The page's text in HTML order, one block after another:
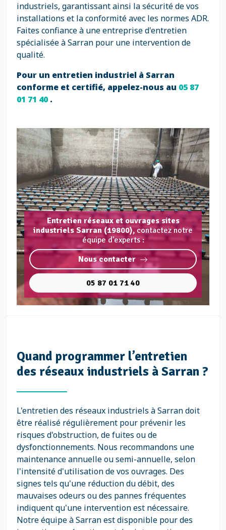
industriels, garantissant ainsi la sécurité de vos
installations et la conformité avec les normes ADR.
Faites confiance à une entreprise d'entretien
spécialisée à Sarran pour une intervention de
qualité.
Pour un entretien industriel à Sarran
conforme et certifié, appelez-nous au 05 87
01 71 40.
Entretien réseaux et ouvrages sites
industriels Sarran (19800),contactez notre
équipe d'experts :
Nous contacter
05 87 01 71 40
Quand programmer l’entretien
des réseaux industriels à Sarran ?
L'entretien des réseaux industriels à Sarran doit
être réalisé régulièrement pour prévenir les
risques d'obstruction, de fuites ou de
dysfonctionnements. Nous recommandons une
maintenance annuelle ou semi-annuelle, selon
l'intensité d'utilisation de vos ouvrages. Des
signes tels qu'une réduction du débit, des
mauvaises odeurs ou des pannes fréquentes
indiquent qu'une intervention est nécessaire.
Notre équipe à Sarran est disponible pour des